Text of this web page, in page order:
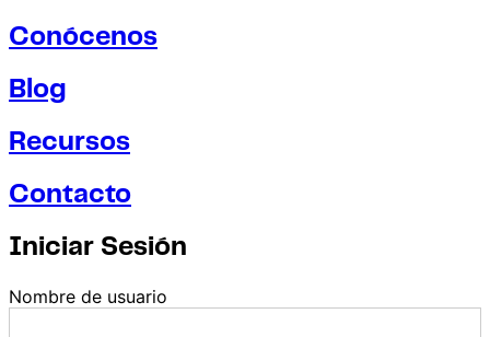
Conócenos
Blog
Recursos
Contacto
Iniciar Sesión
Nombre de usuario